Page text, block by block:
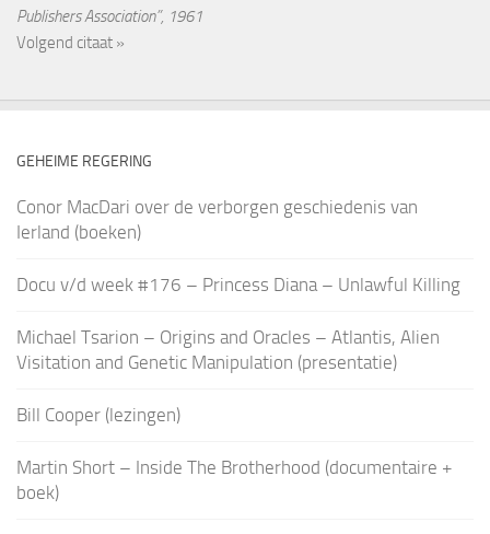
Publishers Association”, 1961
Volgend citaat »
GEHEIME REGERING
Conor MacDari over de verborgen geschiedenis van
Ierland (boeken)
Docu v/d week #176 – Princess Diana – Unlawful Killing
Michael Tsarion – Origins and Oracles – Atlantis, Alien
Visitation and Genetic Manipulation (presentatie)
Bill Cooper (lezingen)
Martin Short – Inside The Brotherhood (documentaire +
boek)